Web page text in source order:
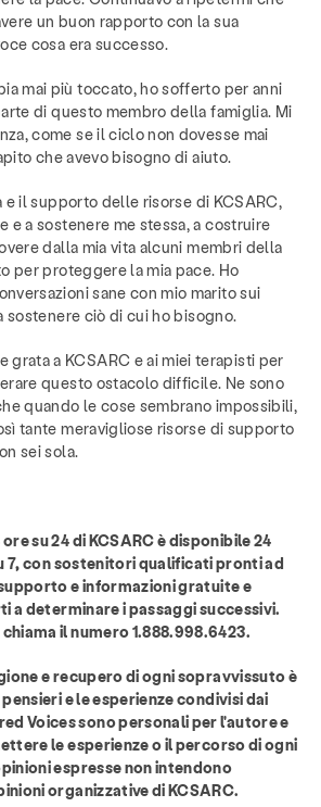
Prevenzione & Educazione
Dare Mettersi in gioco
blog Contatto occupazione
FAQ Donare
un buon rapporto con la sua
cosa era successo.
mai più toccato, ho sofferto per anni
di questo membro della famiglia. Mi
come se il ciclo non dovesse mai
che avevo bisogno di aiuto.
e il supporto delle risorse di KCSARC,
e a sostenere me stessa, a costruire
dalla mia vita alcuni membri della
per proteggere la mia pace. Ho
sane con mio marito sui
sostenere ciò di cui ho bisogno.
grata a KCSARC e ai miei terapisti per
questo ostacolo difficile. Ne sono
quando le cose sembrano impossibili,
tante meravigliose risorse di supporto
sei sola.
su 24 di KCSARC è disponibile 24
7, con sostenitori qualificati pronti ad
e informazioni gratuite e
a determinare i passaggi successivi.
il numero 1.888.998.6423.
e recupero di ogni sopravvissuto è
e le esperienze condivisi dai
Voices sono personali per l'autore e
le esperienze o il percorso di ogni
espresse non intendono
organizzative di KCSARC.